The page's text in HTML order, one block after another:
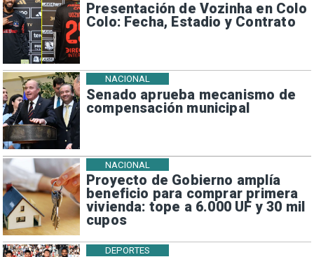
Presentación de Vozinha en Colo
Colo: Fecha, Estadio y Contrato
Senado aprueba mecanismo de
compensación municipal
NACIONAL
Proyecto de Gobierno amplía
beneficio para comprar primera
vivienda: tope a 6.000 UF y 30 mil
cupos
NACIONAL
DEPORTES